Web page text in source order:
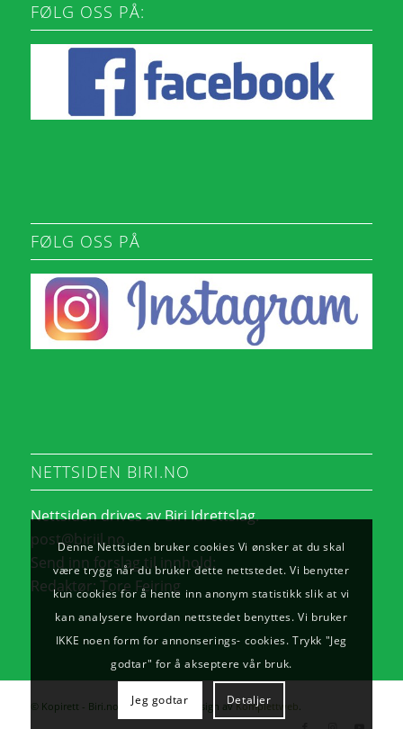
FØLG OSS PÅ:
FØLG OSS PÅ
NETTSIDEN BIRI.NO
Nettsiden drives av Biri Idrettslag.
post@biriil.no
Send inn forslag til innhold:
Redaktør:Tore Feiring
© Kopirett - Biri.no. - Utvikling og design avKomplettweb.
Denne Nettsiden bruker cookies Vi ønsker at du skal
være trygg når du bruker dette nettstedet. Vi benytter
kun cookies for å hente inn anonym statistikk slik at vi
kan analysere hvordan nettstedet benyttes. Vi bruker
IKKE noen form for annonserings- cookies. Trykk "Jeg
godtar" for å akseptere vår bruk.
Jeg godtar Detaljer